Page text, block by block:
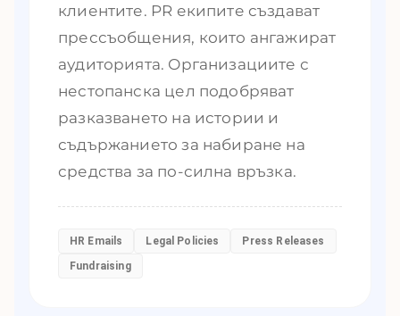
клиентите. PR екипите създават
прессъобщения, които ангажират
аудиторията. Организациите с
нестопанска цел подобряват
разказването на истории и
съдържанието за набиране на
средства за по-силна връзка.
HR Emails Legal Policies
Press Releases
Fundraising